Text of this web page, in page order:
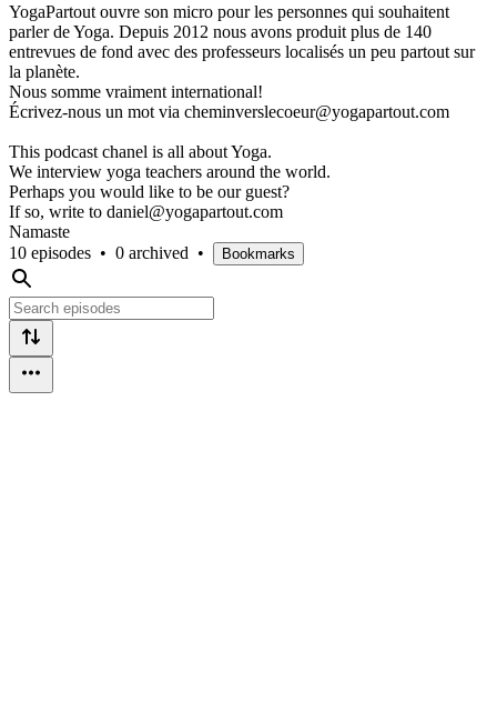
YogaPartout ouvre son micro pour les personnes qui souhaitent
parler de Yoga. Depuis 2012 nous avons produit plus de 140
entrevues de fond avec des professeurs localisés un peu partout sur
la planète.
Nous somme vraiment international!
Écrivez-nous un mot via cheminverslecoeur@yogapartout.com
This podcast chanel is all about Yoga.
We interview yoga teachers around the world.
Perhaps you would like to be our guest?
If so, write to daniel@yogapartout.com
Namaste
10 episodes • 0 archived • Bookmarks